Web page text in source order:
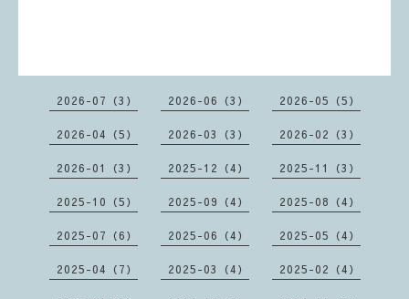
2026-07（3） 2026-06（3） 2026-05（5）
2026-04（5） 2026-03（3） 2026-02（3）
2026-01（3） 2025-12（4） 2025-11（3）
2025-10（5） 2025-09（4） 2025-08（4）
2025-07（6） 2025-06（4） 2025-05（4）
2025-04（7） 2025-03（4） 2025-02（4）